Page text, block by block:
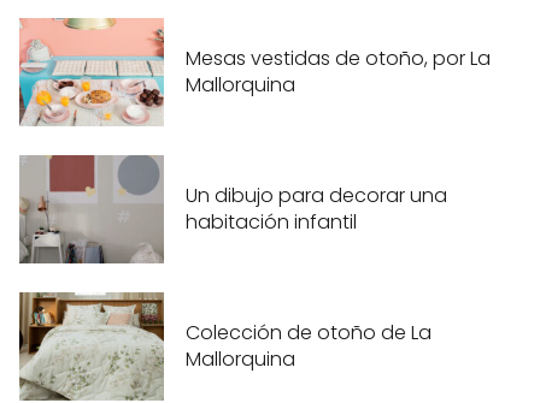
Mesas vestidas de otoño, por La
Mallorquina
Un dibujo para decorar una
habitación infantil
Colección de otoño de La
Mallorquina